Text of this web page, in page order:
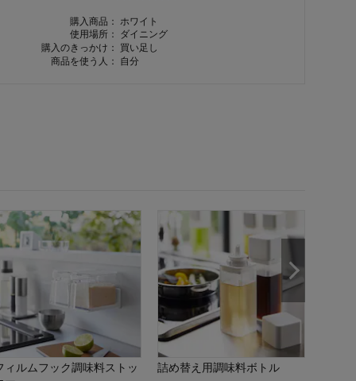
購入商品：
ホワイト
使用場所：
ダイニング
購入のきっかけ：
買い足し
商品を使う人：
自分
ィルムフック調味料ストッ
詰め替え用調味料ボトル